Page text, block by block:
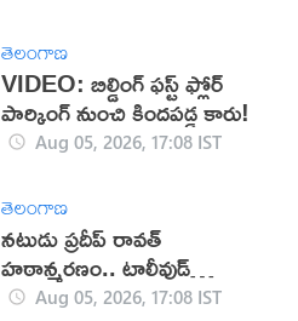
తెలంగాణ
VIDEO: బిల్డింగ్ ఫస్ట్ ఫ్లోర్
పార్కింగ్ నుంచి కిందపడ్డ కారు!
Aug 05, 2026, 17:08 IST
తెలంగాణ
నటుడు ప్రదీప్ రావత్
హఠాన్మరణం.. టాలీవుడ్
స్పందనపై విమర్శలు
Aug 05, 2026, 17:08 IST